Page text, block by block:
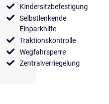
Kindersitzbefestigung
Selbstlenkende
Einparkhilfe
Traktionskontrolle
Wegfahrsperre
Zentralverriegelung